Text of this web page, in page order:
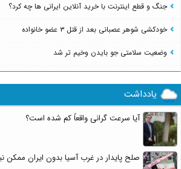
جنگ و قطع اینترنت با خرید آنلاین ایرانی ها چه کرد؟
خودکشی شوهر عصبانی بعد از قتل ۳ عضو خانواده
وضعیت سلامتی جو بایدن وخیم تر شد
یادداشت
آیا سرعت گرانی واقعاً کم شده است؟
صلح پایدار در غرب آسیا بدون ایران